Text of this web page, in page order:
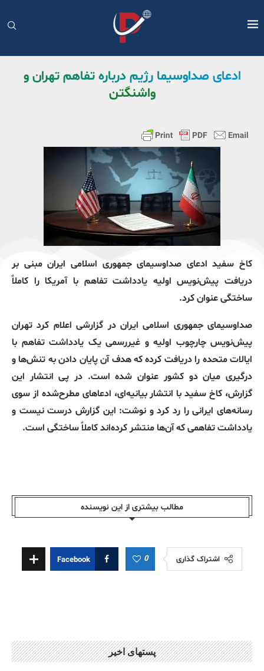
ادعای صداوسیما رژیم درباره تفاهم تهران و
واشنگتن
کاخ سفید ادعای صداوسیمای جمهوری اسلامی ایران مبنی بر
دریافت پیش‌نویس اولیه یادداشت تفاهم با آمریکا را کاملاً
ساختگی عنوان کرد.
صداوسیمای جمهوری اسلامی ایران در گزارشی اعلام کرد تهران
پیش‌نویس چارچوب اولیه و غیررسمی یک یادداشت تفاهم با
ایالات متحده را دریافت کرده که هدف آن پایان دادن به تنش‌ها و
درگیری میان دو کشور عنوان شده است. در پی انتشار این
گزارش، کاخ سفید با انتشار بیانیه‌ای، ادعاهای مطرح‌شده از سوی
رسانه‌های ایرانی را رد کرد و نوشت: این گزارش درست نیست و
یادداشت تفاهمی که آن‌ها منتشر کرده‌اند کاملاً ساختگی است.
مطالب بیشتری از این نویسندە
اشتراک گذاری 0
Facebook
پستهای اخیر